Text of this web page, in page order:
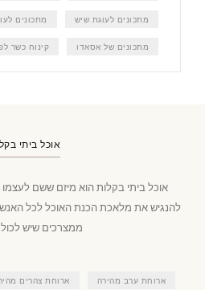
מתכונים לעוגת שיש מתכונים
מתכונים של אסאדו קינוח כשר
אוכל ביתי
אוכל ביתי בקלות הוא מיזם ששם
להנגיש את מלאכת הכנת האוכל לכל
ממצרכים שיש
ארוחת ערב מהירה ארוחת צהרים